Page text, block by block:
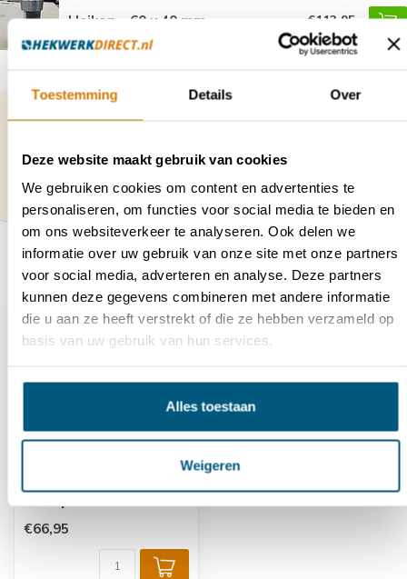
Toestemming Details Over
Deze website maakt gebruik van cookies
We gebruiken cookies om content en advertenties te
personaliseren, om functies voor social media te bieden en
om ons websiteverkeer te analyseren. Ook delen we
informatie over uw gebruik van onze site met onze partners
voor social media, adverteren en analyse. Deze partners
kunnen deze gegevens combineren met andere informatie
die u aan ze heeft verstrekt of die ze hebben verzameld op
basis van uw gebruik van hun services.
Alles toestaan
Weigeren
Heikop - 60 x 40 mm €113,95
contact@hekwerkdirect.nlof bel
4087.
Wij zijn bereikbaar tussen 08:00 tot 16:00u.
Recent bekeken
€66,95